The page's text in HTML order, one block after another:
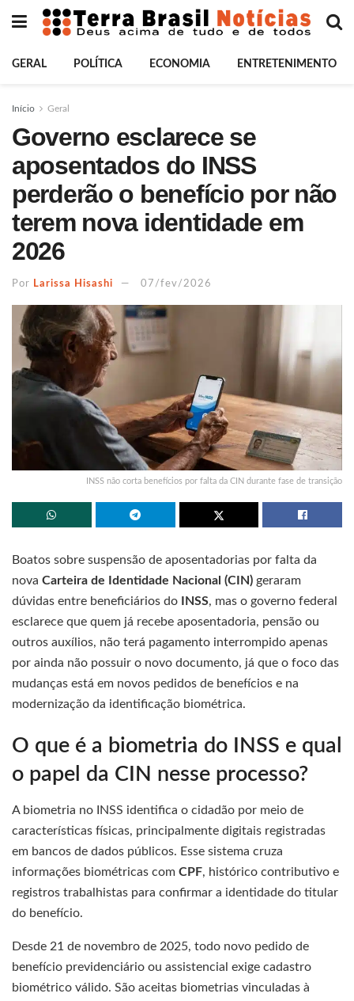
GERAL POLÍTICA ECONOMIA ENTRETENIMENTO
Início Geral
Governo esclarece se
aposentados do INSS
perderão o benefício por não
terem nova identidade em
2026
Por Larissa Hisashi 07/fev/2026
INSS não corta benefícios por falta da CIN durante fase de transição
Boatos sobre suspensão de aposentadorias por falta da
nova Carteira de Identidade Nacional (CIN) geraram
dúvidas entre beneficiários do
INSS, mas o governo federal
esclarece que quem já recebe aposentadoria, pensão ou
outros auxílios, não terá pagamento interrompido apenas
por ainda não possuir o novo documento, já que o foco das
mudanças está em novos pedidos de benefícios e na
modernização da identificação biométrica.
O que é a biometria do INSS e qual
o papel da CIN nesse processo?
A biometria no INSS identifica o cidadão por meio de
características físicas, principalmente digitais registradas
em bancos de dados públicos. Esse sistema cruza
informações biométricas com CPF, histórico contributivo e
registros trabalhistas para confirmar a identidade do titular
do benefício.
Desde 21 de novembro de 2025, todo novo pedido de
benefício previdenciário ou assistencial exige cadastro
biométrico válido. São aceitas biometrias vinculadas à